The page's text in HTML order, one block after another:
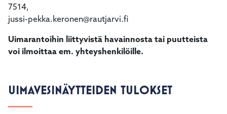
7514,
jussi-pekka.keronen@rautjarvi.fi
Uimarantoihin liittyvistä havainnosta tai puutteista
voi ilmoittaa em. yhteyshenkilöille.
UIMAVESINÄYTTEIDEN TULOKSET